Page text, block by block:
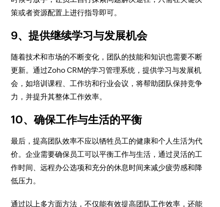
策或者资源配置上进行指导即可。
9、提供继续学习与发展机会
随着技术和市场的不断变化，团队的技能和知识也需要不断
更新。通过Zoho CRM的学习管理系统，提供学习与发展机
会，如培训课程、工作坊和行业会议，将帮助团队保持竞争
力，并提升其整体工作效率。
10、确保工作与生活的平衡
最后，提高团队效率不应以牺牲员工的健康和个人生活为代
价。企业需要确保员工可以平衡工作与生活，通过灵活的工
作时间、远程办公选项和充分的休息时间来减少疲劳感和降
低压力。
通过以上多方面方法，不仅能有效提高团队工作效率，还能